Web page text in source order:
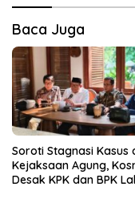
Baca Juga
Soroti Stagnasi Kasus
Kejaksaan Agung,
Desak KPK dan BPK